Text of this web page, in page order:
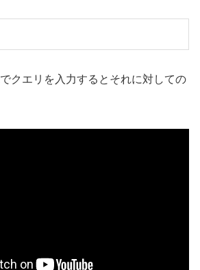
クエリを入力するとそれに対しての